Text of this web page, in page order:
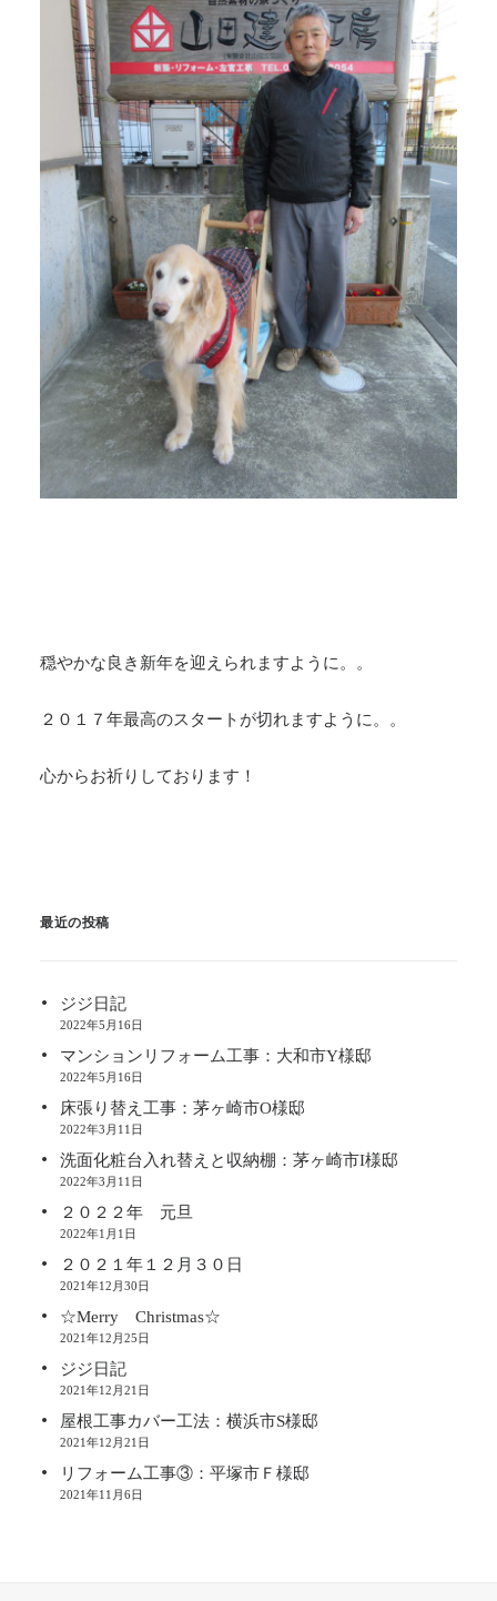
穏やかな良き新年を迎えられますように。。
２０１７年最高のスタートが切れますように。。
心からお祈りしております！
最近の投稿
ジジ日記
2022年5月16日
マンションリフォーム工事：大和市Y様邸
2022年5月16日
床張り替え工事：茅ヶ崎市O様邸
2022年3月11日
洗面化粧台入れ替えと収納棚：茅ヶ崎市I様邸
2022年3月11日
２０２２年 元旦
2022年1月1日
２０２１年１２月３０日
2021年12月30日
☆Merry Christmas☆
2021年12月25日
ジジ日記
2021年12月21日
屋根工事カバー工法：横浜市S様邸
2021年12月21日
リフォーム工事③：平塚市Ｆ様邸
2021年11月6日